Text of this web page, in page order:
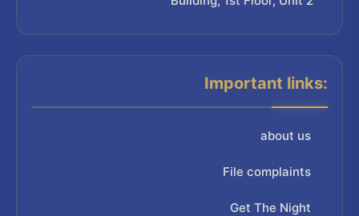
Important links:
about us
File complaints
Get The Night